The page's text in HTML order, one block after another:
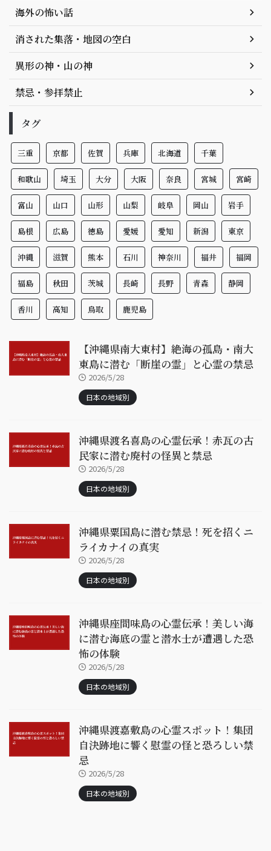
海外の怖い話
消された集落・地図の空白
異形の神・山の神
禁忌・参拝禁止
タグ
三重 京都 佐賀 兵庫 北海道 千葉
和歌山 埼玉 大分 大阪 奈良 宮城 宮崎
富山 山口 山形 山梨 岐阜 岡山 岩手
島根 広島 徳島 愛媛 愛知 新潟 東京
沖縄 滋賀 熊本 石川 神奈川 福井 福岡
福島 秋田 茨城 長崎 長野 青森 静岡
香川 高知 鳥取 鹿児島
【沖縄県南大東村】絶海の孤島・南大
東島に潜む「断崖の霊」と心霊の禁忌
2026/5/28
日本の地域別
沖縄県渡名喜島の心霊伝承！赤瓦の古
民家に潜む廃村の怪異と禁忌
2026/5/28
日本の地域別
沖縄県粟国島に潜む禁忌！死を招くニ
ライカナイの真実
2026/5/28
日本の地域別
沖縄県座間味島の心霊伝承！美しい海
に潜む海底の霊と潜水士が遭遇した恐
怖の体験
2026/5/28
日本の地域別
沖縄県渡嘉敷島の心霊スポット！集団
自決跡地に響く慰霊の怪と恐ろしい禁
忌
2026/5/28
日本の地域別